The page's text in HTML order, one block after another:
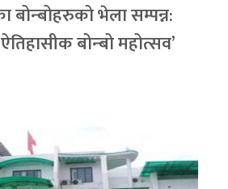
बोन्बोहरुको भेला सम्पन्न:
बोन्बो महोत्सव’